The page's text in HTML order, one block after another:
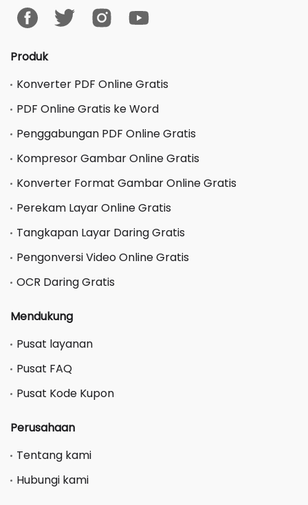
Produk
Konverter PDF Online Gratis
PDF Online Gratis ke Word
Penggabungan PDF Online Gratis
Kompresor Gambar Online Gratis
Konverter Format Gambar Online Gratis
Perekam Layar Online Gratis
Tangkapan Layar Daring Gratis
Pengonversi Video Online Gratis
OCR Daring Gratis
Mendukung
Pusat layanan
Pusat FAQ
Pusat Kode Kupon
Perusahaan
Tentang kami
Hubungi kami